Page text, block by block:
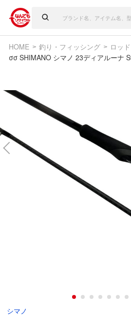
HOME 釣り・フィッシング
ロッド
σσ SHIMANO シマノ 23ディアルーナ
シマノ